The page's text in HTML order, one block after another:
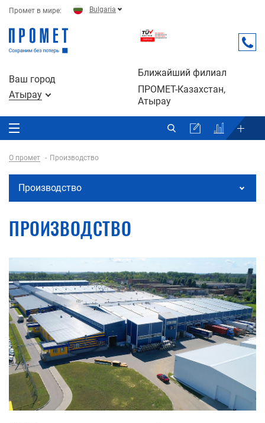
Промет в мире: Bulgaria
Ваш город
Атырау
Ближайший филиал
ПРОМЕТ-Казахстан,
Атырау
О промет Производство
Производство
ПРОИЗВОДСТВО